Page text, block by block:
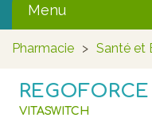
Menu
Pharmacie > Santé et
VITASWITCH